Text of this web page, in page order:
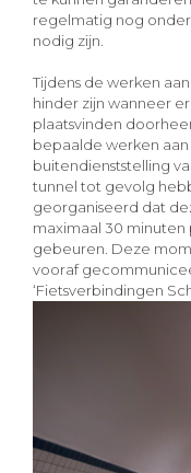
regelmatig nog
nodig zijn.
Tijdens de werken
hinder zijn wanneer
plaatsvinden
bepaalde werken
buitendienststelling
tunnel tot gevolg
georganiseerd dat
maximaal 30 minuten
gebeuren. Deze
vooraf
‘Fietsverbindingen